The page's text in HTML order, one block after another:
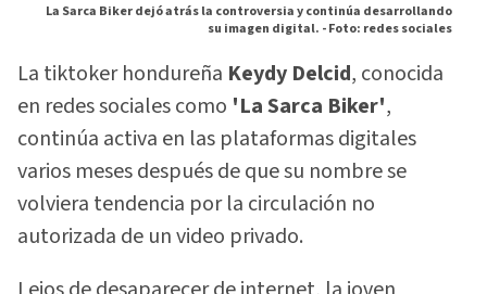
La Sarca Biker dejó atrás la controversia y continúa desarrollando
su imagen digital. -Foto: redes sociales
La tiktoker hondureña Keydy Delcid, conocida
en redes sociales como 'La Sarca Biker',
continúa activa en las plataformas digitales
varios meses después de que su nombre se
volviera tendencia por la circulación no
autorizada de un video privado.